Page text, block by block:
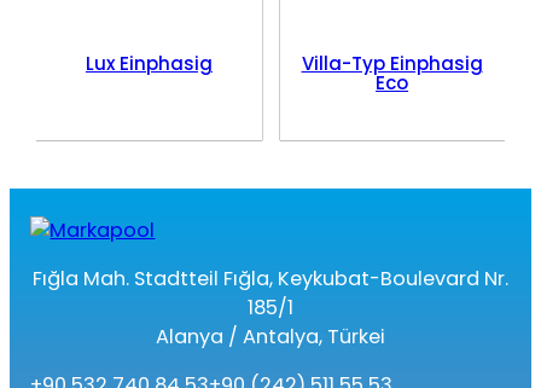
Lux Einphasig Villa-Typ Einphasig
Eco
Fığla Mah. Stadtteil Fığla, Keykubat-Boulevard Nr.
185/1
Alanya / Antalya, Türkei